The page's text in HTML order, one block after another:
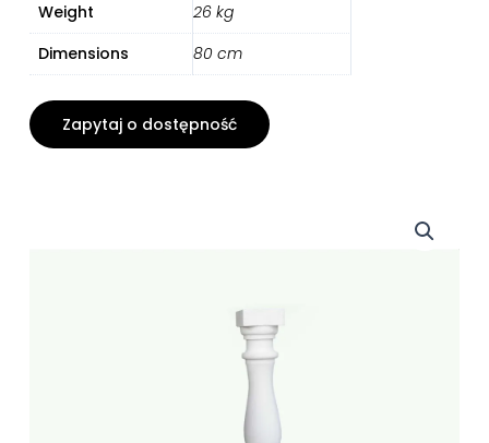
Weight
26 kg
Dimensions
80 cm
Zapytaj o dostępność